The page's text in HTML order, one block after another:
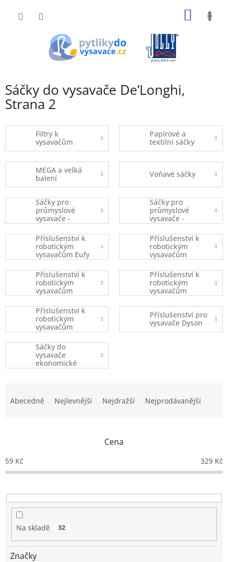
Sáčky do vysavače De’Longhi,
Strana 2
Filtry k
vysavačům
Papírové a
textilní sáčky
MEGA a velká
balení
Voňavé sáčky
Sáčky pro
průmyslové
vysavače -
kusový prodej
Sáčky pro
průmyslové
vysavače -
balené
Příslušenství k
robotickým
vysavačům Eufy
Robovac
Příslušenství k
robotickým
vysavačům
iRobot
Příslušenství k
robotickým
vysavačům
Xiaomi
Příslušenství k
robotickým
vysavačům
Ecovacs
Příslušenství k
robotickým
vysavačům
(ostatní značky)
Příslušenství pro
vysavače Dyson
Sáčky do
vysavače
ekonomické
balení
p
r
o
u
Abecedně Nejlevnější Nejdražší Nejprodávanější
Cena
59 Kč 329 Kč
Na skladě 32
Značky